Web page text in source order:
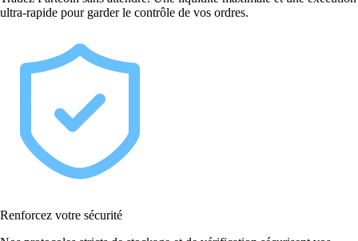
ultra-rapide pour garder le contrôle de vos ordres.
Renforcez votre sécurité